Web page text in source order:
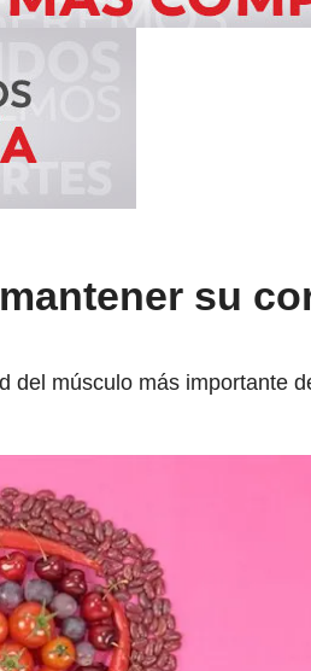
su
del músculo más importante